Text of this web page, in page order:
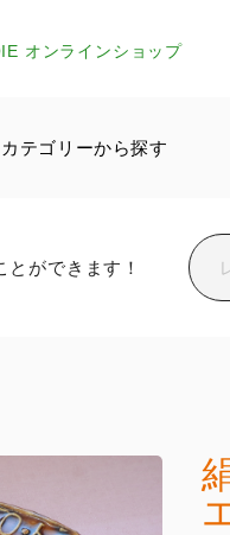
オンラインショップ
カテゴリーから探す
ができます！